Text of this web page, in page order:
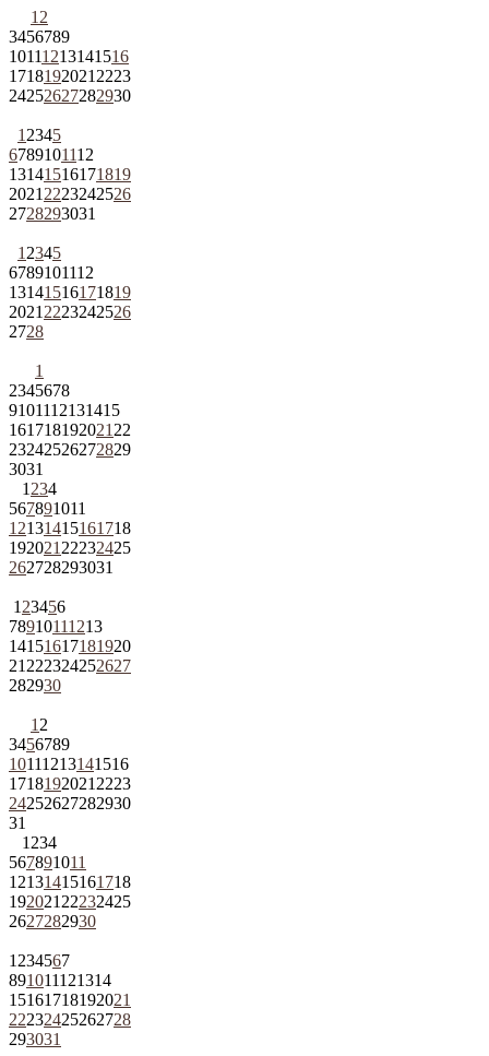
1 2
3456789
10111213141516
1718192021 2223
24252627282930
1 2345
6789101112
13141516171819
2021 2223242526
2728293031
1 2345
6789101112
13141516171819
2021 2223242526
2728
1
2345678
9101112131415
161718192021 22
23242526272829
3031
1 234
567891011
12131415161718
192021 22232425
262728293031
1 23456
78910111213
14151617181920
21 222324252627
282930
1 2
3456789
10111213141516
1718192021 2223
24252627282930
31
1 234
567891011
12131415161718
192021 22232425
2627282930
1 234567
891011121314
15161718192021
22232425262728
293031